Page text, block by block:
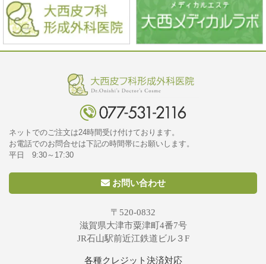
ネットでのご注文は24時間受け付けております。
お電話でのお問合せは下記の時間帯にお願いします。
平日 9:30～17:30
お問い合わせ
〒520-0832
滋賀県大津市粟津町4番7号
JR石山駅前近江鉄道ビル３F
各種クレジット決済対応